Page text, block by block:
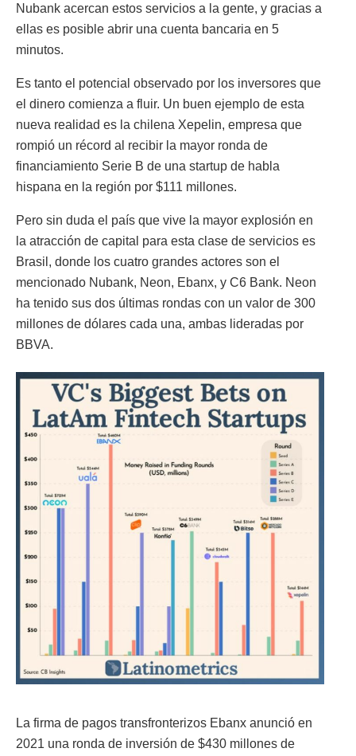
Nubank acercan estos servicios a la gente, y gracias a
ellas es posible abrir una cuenta bancaria en 5
minutos.
Es tanto el potencial observado por los inversores que
el dinero comienza a fluir. Un buen ejemplo de esta
nueva realidad es la chilena Xepelin, empresa que
rompió un récord al recibir la mayor ronda de
financiamiento Serie B de una startup de habla
hispana en la región por $111 millones.
Pero sin duda el país que vive la mayor explosión en
la atracción de capital para esta clase de servicios es
Brasil, donde los cuatro grandes actores son el
mencionado Nubank, Neon, Ebanx, y C6 Bank. Neon
ha tenido sus dos últimas rondas con un valor de 300
millones de dólares cada una, ambas lideradas por
BBVA.
La firma de pagos transfronterizos Ebanx anunció en
2021 una ronda de inversión de $430 millones de